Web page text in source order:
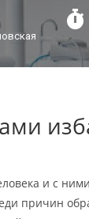
и с
причин